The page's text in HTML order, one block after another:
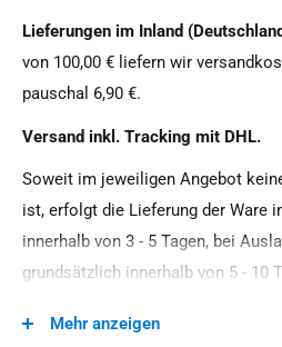
Produkttyp:
Cover
Lieferungen im Inland
von 100,00 € liefern wir
pauschal 6,90 €.
Versand inkl. Tracking mit DHL.
Soweit im jeweiligen Angebot
ist, erfolgt die Lieferung der Ware
innerhalb von 3 - 5 Tagen, bei
grundsätzlich innerhalb von 5 - 10
Zeitpunkt Ihrer
Mehr anzeigen